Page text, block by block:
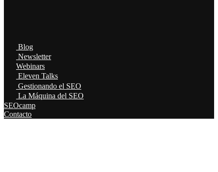
Blog
Newsletter
Webinars
Eleven Talks
Gestionando el SEO
La Máquina del SEO
SEOcamp
Contacto